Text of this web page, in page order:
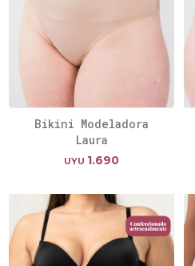
Bikini Modeladora
Laura
UYU 1.690